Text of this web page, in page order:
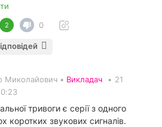
2 0
Миколайович • Викладач • 21
тривоги є серії з одного
коротких звукових сигналів.